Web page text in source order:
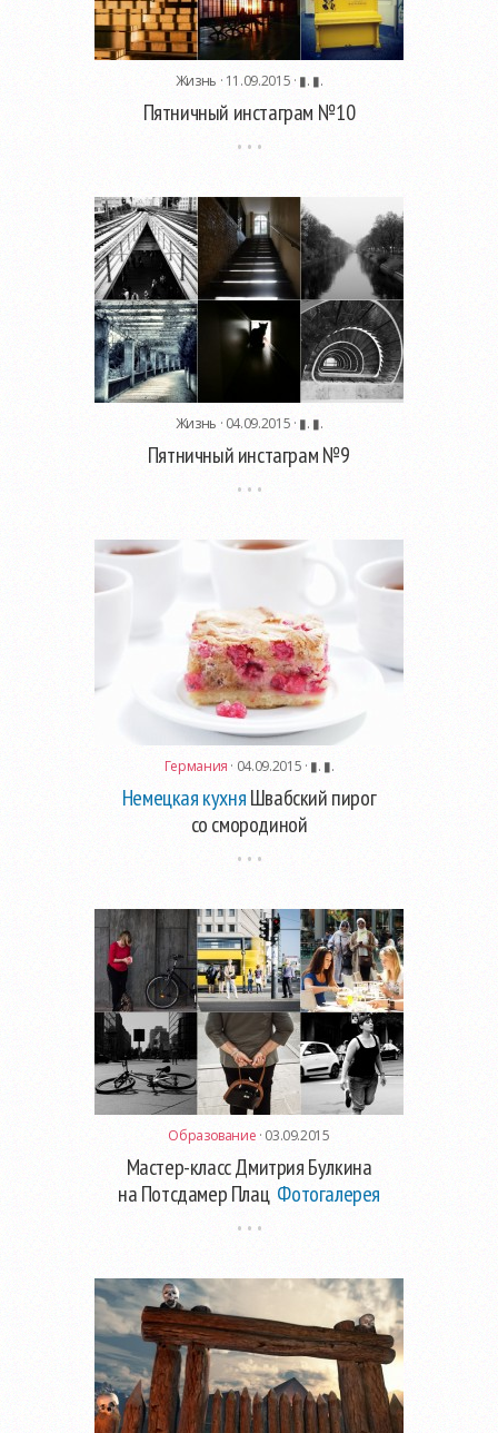
Жизнь · 11.09.2015 · ▮. ▮.
Пятничный инстаграм №10
Жизнь · 04.09.2015 · ▮. ▮.
Пятничный инстаграм №9
Германия · 04.09.2015 · ▮. ▮.
Немецкая кухняШвабский пирог
со смородиной
Образование · 03.09.2015
Мастер-класс Дмитрия Булкина
на Потсдамер Плац Фотогалерея